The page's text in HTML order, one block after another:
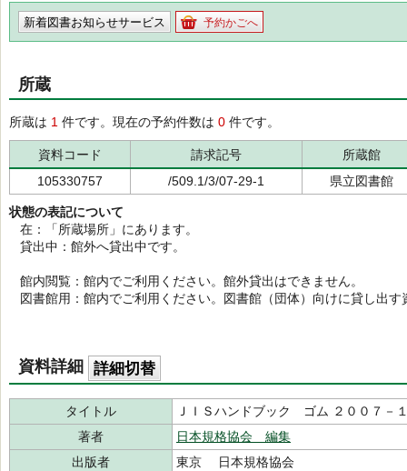
新着図書お知らせサービス 予約かごへ
所蔵
所蔵は 1 件です。現在の予約件数は 0 件です。
資料コード 請求記号
所蔵館
105330757
/509.1/3/07-29-1 県立図書館
状態の表記について
在：「所蔵場所」にあります。
貸出中：館外へ貸出中です。
館内閲覧：館内でご利用ください。館外貸出はできません。
図書館用：館内でご利用ください。図書館（団体）向けに貸し出す
資料詳細 詳細切替
タイトル
ＪＩＳハンドブック ゴム ２００７－
著者
日本規格協会 編集
出版者
東京 日本規格協会